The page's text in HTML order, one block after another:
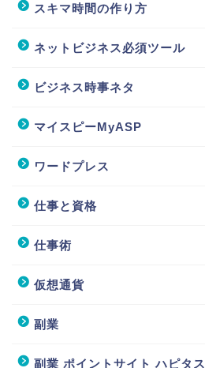
スキマ時間の作り方
ネットビジネス必須ツール
ビジネス時事ネタ
マイスピーMyASP
ワードプレス
仕事と資格
仕事術
仮想通貨
副業
副業 ポイントサイト ハピタス